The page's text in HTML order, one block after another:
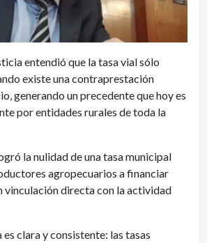
entendió que la tasa vial sólo
existe una contraprestación
generando un precedente que hoy es
por entidades rurales de toda la
la nulidad de una tasa municipal
agropecuarios a financiar
vinculación directa con la actividad
clara y consistente: las tasas